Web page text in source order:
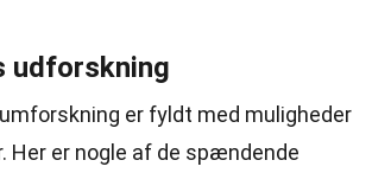
udforskning
er fyldt med muligheder
Her er nogle af de spændende